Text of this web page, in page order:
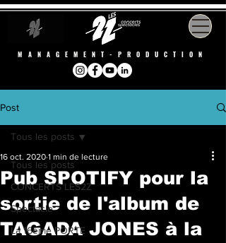
MANAGEMENT-PRODUCTION
Post
Tous les posts
CONCERTS LES2Z
Spectacle
La 16ème PORTE
Tous les posts
Pub SPOTIFY pour la
sortie de l'album de
TAGADA JONES à la
16 oct. 2020 1 min de lecture